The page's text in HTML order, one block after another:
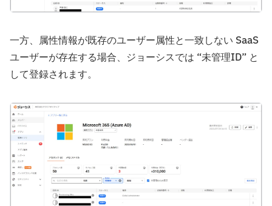
一方、属性情報が既存のユーザー属性と一致しない SaaS
ユーザーが存在する場合、ジョーシスでは “未管理ID” と
して登録されます。